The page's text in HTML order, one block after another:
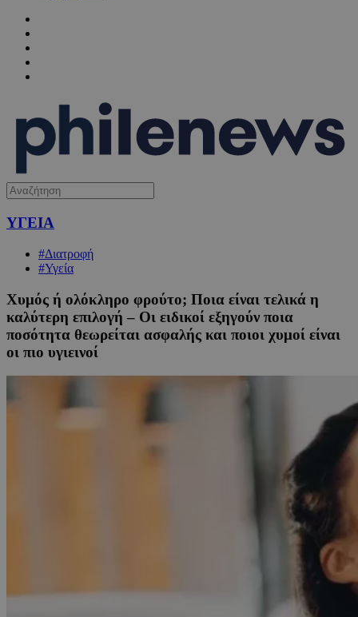
ΥΓΕΙΑ
#Διατροφή
#Υγεία
Χυμός ή ολόκληρο φρούτο; Ποια είναι τελικά η
καλύτερη επιλογή – Οι ειδικοί εξηγούν ποια
ποσότητα θεωρείται ασφαλής και ποιοι χυμοί είναι
οι πιο υγιεινοί